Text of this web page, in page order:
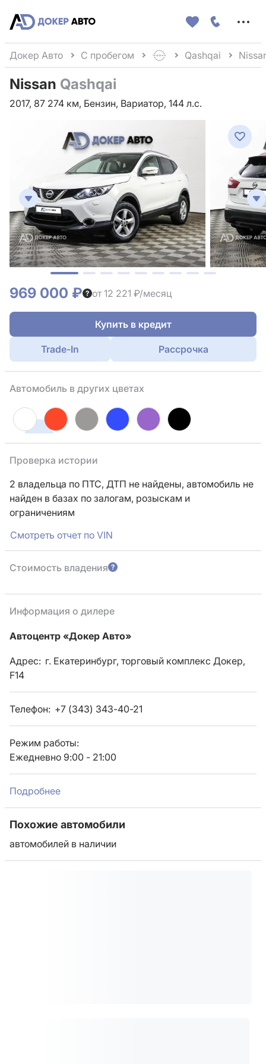
Докер Авто С пробегом Qashqai
Nissan Qashqai
2017, 87 274 км, Бензин, Вариатор, 144 л.с.
969 000 ₽ от 12 221 ₽/месяц
Купить в кредит
Trade-In Рассрочка
Автомобиль в других цветах
Проверка истории
2 владельца по ПТС, ДТП не найдены, автомобиль не
найден в базах по залогам, розыскам и
ограничениям
Смотреть отчет по VIN
Стоимость владения
Информация о дилере
Автоцентр «Докер Авто»
Адрес: г. Екатеринбург, торговый комплекс Докер,
F14
Телефон: +7 (343) 343-40-21
Режим работы:
Ежедневно 9:00 - 21:00
Подробнее
Похожие автомобили
автомобилей в наличии